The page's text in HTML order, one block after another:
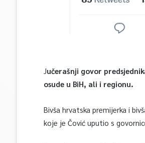
Jučerašnji govor
osude u BiH, ali i regionu.
Bivša hrvatska premijerka i
koje je Čović uputio s